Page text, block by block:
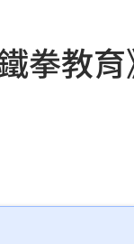
聖 01:35
展
拳教